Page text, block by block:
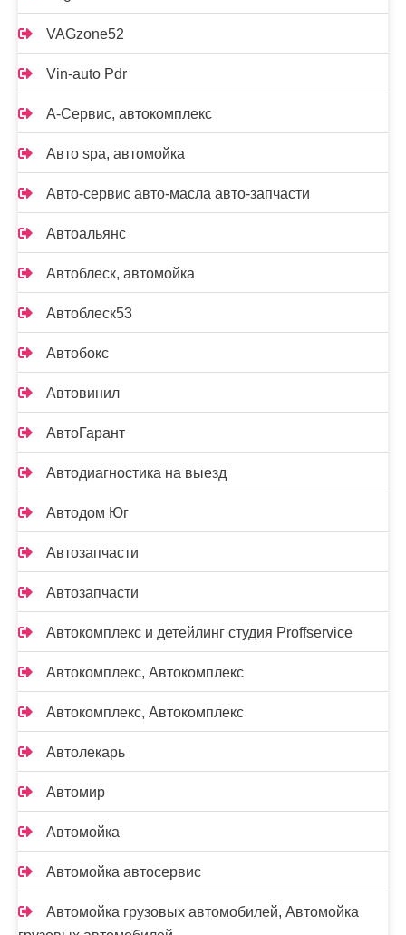
VAGzone52
Vin-auto Pdr
А-Сервис, автокомплекс
Авто spa, автомойка
Авто-сервис авто-масла авто-запчасти
Автоальянс
Автоблеск, автомойка
Автоблеск53
Автобокс
Автовинил
АвтоГарант
Автодиагностика на выезд
Автодом Юг
Автозапчасти
Автозапчасти
Автокомплекс и детейлинг студия Proffservice
Автокомплекс, Автокомплекс
Автокомплекс, Автокомплекс
Автолекарь
Автомир
Автомойка
Автомойка автосервис
Автомойка грузовых автомобилей, Автомойка